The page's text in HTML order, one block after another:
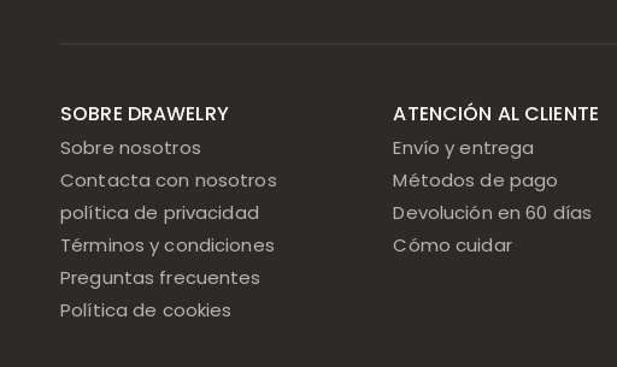
SOBRE DRAWELRY
Sobre nosotros
Contacta con nosotros
política de privacidad
Términos y condiciones
Preguntas frecuentes
Política de cookies
ATENCIÓN AL CLIENTE
Envío y entrega
Métodos de pago
Devolución en 60 días
Cómo cuidar